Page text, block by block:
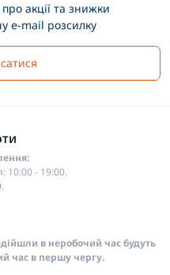
акції та знижки
e-mail розсилку
10:00 - 19:00.
в неробочий час будуть
час в першу чергу.